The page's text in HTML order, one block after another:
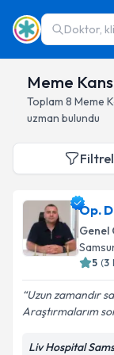
Doktor,
Meme
Toplam 8 Meme
uzman bulundu
Op.
Genel
5 (3
Uzun zamandır
Araştırmalarım
Liv Hospital